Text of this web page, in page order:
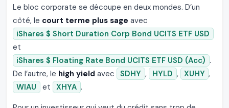
Le bloc corporate se découpe en deux mondes. D’un
côté, le court terme plus sage avec
iShares $ Short Duration Corp Bond UCITS ETF USD
et
iShares $ Floating Rate Bond UCITS ETF USD (Acc) .
De l’autre, le high yield avec SDHY , HYLD , XUHY ,
WIAU
et XHYA .